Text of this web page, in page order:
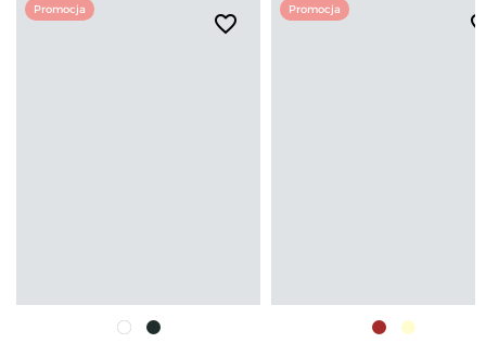
Promocja
favorite_border
Promocja